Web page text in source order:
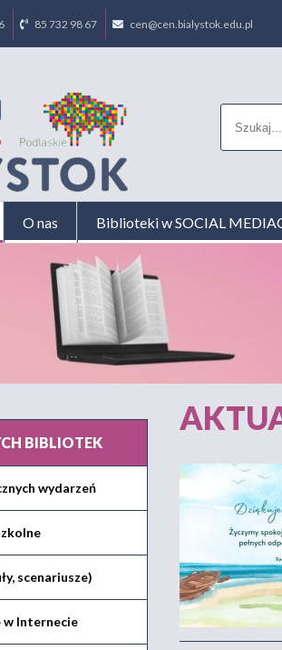
85 732 98 67 cen@cen.bialystok.edu.pl
O nas Biblioteki w SOCIAL
BIBLIOTEK
wydarzeń
scenariusze)
Internecie